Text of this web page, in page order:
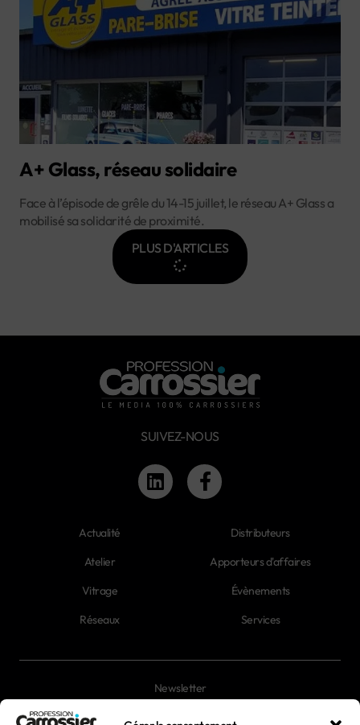
A+ Glass, réseau solidaire
Face à l’épisode de grêle du 14-15 juillet, le réseau A+ Glass a
mobilisé sa solidarité de proximité.
PLUS D'ARTICLES
SUIVEZ-NOUS
Actualité
Atelier
Vitrage
Réseaux
Distributeurs
Apporteurs d'affaires
Évènements
Services
Newsletter